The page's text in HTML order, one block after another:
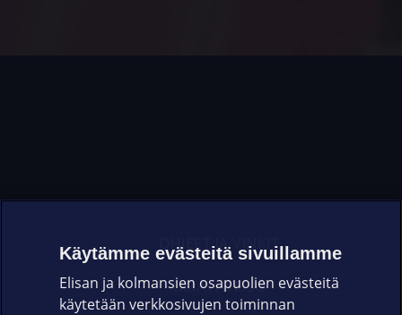
OHJEET JA VINKIT
OMAYHTEISÖ
Käytämme evästeitä sivuillamme
Elisan ja kolmansien osapuolien evästeitä
käytetään verkkosivujen toiminnan